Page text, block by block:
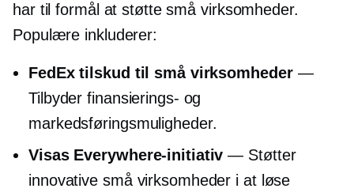
har til formål at støtte små virksomheder.
Populære inkluderer:
FedEx tilskud til små virksomheder—
Tilbyder finansierings- og
markedsføringsmuligheder.
Visas Everywhere-initiativ — Støtter
innovative små virksomheder i at løse